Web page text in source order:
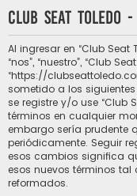
Club Seat Toledo
Al ingresar en “Club Seat
“nos”, “nuestro”, “Club
“https://
sometido a los
se registre y/o use “Club
términos en cualquier
embargo sería prudente
periódicamente. Seguir
esos cambios significa
esos nuevos términos
reformados.